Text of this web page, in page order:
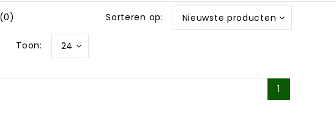
Sorteren op: Nieuwste producten
Toon: 24
1